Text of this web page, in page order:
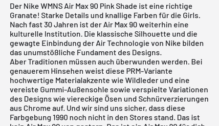
Der Nike WMNS Air Max 90 Pink Shade ist eine richtige
Granate! Starke Details und knallige Farben für die Girls.
Nach fast 30 Jahren ist der Air Max 90 weiterhin eine
kulturelle Institution. Die klassische Silhouette und die
gewagte Einbindung der Air Technologie von Nike bilden
das unumstößliche Fundament des Designs.
Aber Traditionen müssen auch überwunden werden. Bei
genauerem Hinsehen weist diese PRM-Variante
hochwertige Materialakzente wie Wildleder und eine
vereiste Gummi-Außensohle sowie verspielte Variationen
des Designs wie viereckige Ösen und Schnürverzierungen
aus Chrome auf. Und wir sind uns sicher, dass diese
Farbgebung 1990 noch nicht in den Stores stand. Das ist